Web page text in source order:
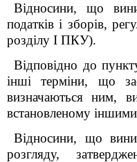
Відносини, що
податків і зборів,
розділу І ПКУ).
Відповідно до
інші терміни, що
визначаються ним,
встановленому
Відносини, що
розгляду,